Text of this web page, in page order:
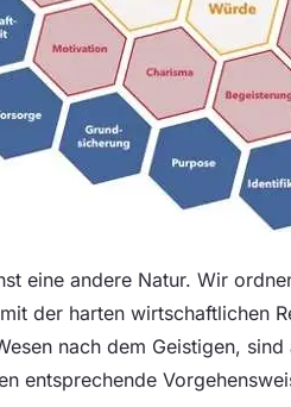
eine andere Natur. Wir
der harten wirtschaftlichen
nach dem Geistigen,
entsprechende